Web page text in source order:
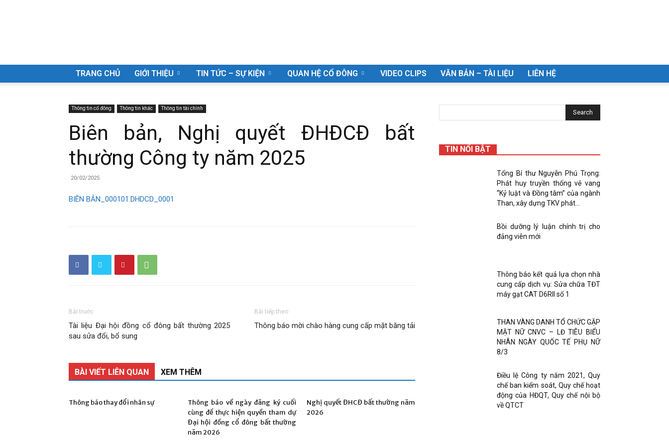
Công
Than
TRANG CHỦ GIỚI THIỆU TIN TỨC – SỰ KIỆN QUAN HỆ CỔ ĐÔNG VIDEO CLIPS VĂN BẢN – TÀI LIỆU LIÊN HỆ
Thông tin cổ đông Thông tin khác Thông tin tài chính
Biên bản, Nghị quyết ĐHĐCĐ bất
thường Công ty năm 2025
20/02/2025
BIÊN BẢN_000101.DHDCD_0001
Bài trước
Tài liệu Đại hội đồng cổ đông bất thường 2025
sau sửa đổi, bổ sung
Bài tiếp theo
Thông báo mời chào hàng cung cấp mặt băng tải
BÀI VIẾT LIÊN QUAN XEM THÊM
Thông báo thay đổi nhân sự
Thông báo về ngày đăng ký cuối
cùng để thực hiện quyền tham dự
Đại hội đồng cổ đông bất thường
năm 2026
Nghị quyết ĐHCĐ bất thường năm
2026
TIN NỔI BẬT
Tổng Bí thư Nguyễn Phú Trọng:
Phát huy truyền thống vẻ vang
“Kỷ luật và Đồng tâm” của ngành
Than, xây dựng TKV phát...
Bồi dưỡng lý luận chính trị cho
đảng viên mới
Thông báo kết quả lựa chọn nhà
cung cấp dịch vụ: Sửa chữa TĐT
máy gạt CAT D6RII số 1
THAN VÀNG DANH TỔ CHỨC GẶP
MẶT NỮ CNVC – LĐ TIÊU BIỂU
NHÂN NGÀY QUỐC TẾ PHỤ NỮ
8/3
Điều lệ Công ty năm 2021, Quy
chế ban kiểm soát, Quy chế hoạt
động của HĐQT, Quy chế nội bộ
về QTCT